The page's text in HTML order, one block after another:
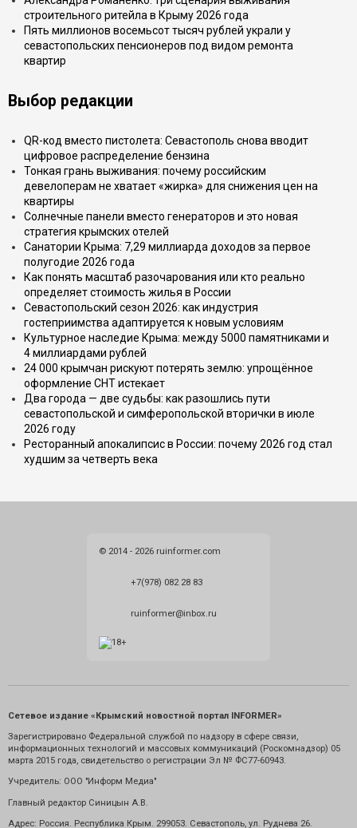
строительного ритейла в Крыму 2026 года
Пять миллионов восемьсот тысяч рублей украли у
севастопольских пенсионеров под видом ремонта
квартир
Выбор редакции
QR-код вместо пистолета: Севастополь снова вводит
цифровое распределение бензина
Тонкая грань выживания: почему российским
девелоперам не хватает «жирка» для снижения цен на
квартиры
Солнечные панели вместо генераторов и это новая
стратегия крымских отелей
Санатории Крыма: 7,29 миллиарда доходов за первое
полугодие 2026 года
Как понять масштаб разочарования или кто реально
определяет стоимость жилья в России
Севастопольский сезон 2026: как индустрия
гостеприимства адаптируется к новым условиям
Культурное наследие Крыма: между 5000 памятниками и
4 миллиардами рублей
24 000 крымчан рискуют потерять землю: упрощённое
оформление СНТ истекает
Два города — две судьбы: как разошлись пути
севастопольской и симферопольской вторички в июле
2026 году
Ресторанный апокалипсис в России: почему 2026 год стал
худшим за четверть века
© 2014 - 2026 ruinformer.com
+7(978) 082 28 83
ruinformer@inbox.ru
Сетевое издание «Крымский новостной портал INFORMER»
Зарегистрировано Федеральной службой по надзору в сфере связи,
информационных технологий и массовых коммуникаций (Роскомнадзор) 05
марта 2015 года, свидетельство о регистрации Эл № ФС77-60943.
Учредитель: ООО "Информ Медиа"
Главный редактор Синицын А.В.
Адрес: Россия. Республика Крым. 299053. Севастополь, ул. Руднева 26.